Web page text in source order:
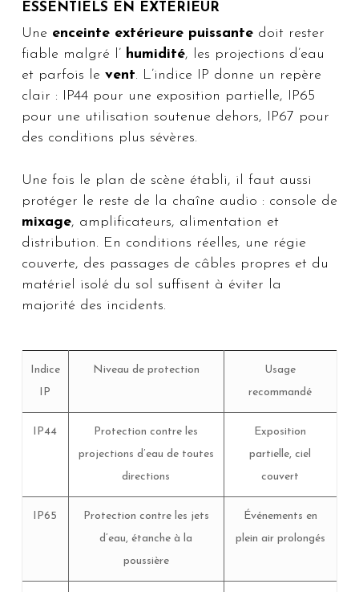
ESSENTIELS EN EXTÉRIEUR
Une enceinte extérieure puissantedoit rester
fiable malgré l’ humidité, les projections d’eau
et parfois le vent. L’indice IP donne un repère
clair : IP44 pour une exposition partielle, IP65
pour une utilisation soutenue dehors, IP67 pour
des conditions plus sévères.
Une fois le plan de scène établi, il faut aussi
protéger le reste de la chaîne audio : console de
mixage, amplificateurs, alimentation et
distribution. En conditions réelles, une régie
couverte, des passages de câbles propres et du
matériel isolé du sol suffisent à éviter la
majorité des incidents.
Indice
IP
Niveau de protection
Usage
recommandé
IP44
Protection contre les
projections d’eau de toutes
directions
Exposition
partielle, ciel
couvert
IP65
Protection contre les jets
d’eau, étanche à la
poussière
Événements en
plein air prolongés